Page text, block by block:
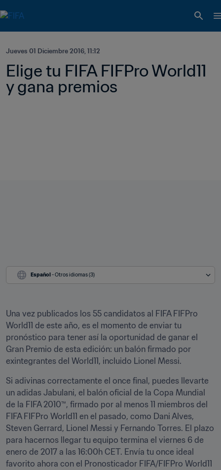
Jueves 01 Diciembre 2016, 11:12
Elige tu FIFA FIFPro World11
y gana premios
Español - Otros idiomas (3)
Una vez publicados los 55 candidatos al FIFA FIFPro
World11 de este año, es el momento de enviar tu
pronóstico para tener así la oportunidad de ganar el
Gran Premio de esta edición: un balón firmado por
exintegrantes del World11, incluido Lionel Messi.
Si adivinas correctamente el once final, puedes llevarte
un adidas Jabulani, el balón oficial de la Copa Mundial
de la FIFA 2010™, firmado por al menos 11 miembros del
FIFA FIFPro World11 en el pasado, como Dani Alves,
Steven Gerrard, Lionel Messi y Fernando Torres. El plazo
para hacernos llegar tu equipo termina el viernes 6 de
enero de 2017 a las 16:00h CET. Envía tu once ideal
favorito ahora con el Pronosticador FIFA/FIFPro World11